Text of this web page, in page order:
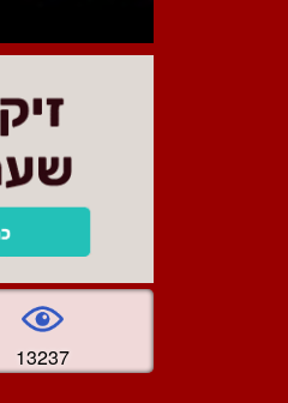
13237